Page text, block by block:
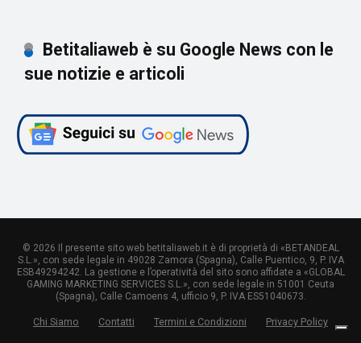
Betitaliaweb è su Google News con le
sue notizie e articoli
© 2026 Il presente sito web betitaliaweb.it è di proprietà di «BETANDEAL
S.L.», con sede legale in 49028 Zamora (Spagna), Calle Puentico, 9, P. IVA
ESB49294242. La gestione e l’operatività del sito sono affidate a «GLOBAL
GAMING MARKETING SERVICES S.L.», con sede legale in 51001 Ceuta
(Spagna), Calle Camoens 4, ufficio 9, P. IVA ES51040673.
Chi Siamo Contatti Termini e Condizioni Privacy Policy